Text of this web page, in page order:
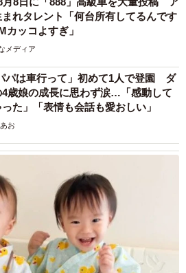
まれタレント「何台所有してるんです
カッコよすぎ」
メディア
パは車行って」初めて1人で登園 ダ
4歳娘の成長に思わず涙…「感動して
た」「表情も会話も愛おしい」
お